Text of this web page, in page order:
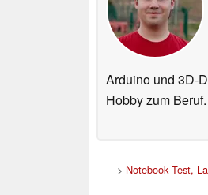
Arduino und 3D-
Hobby zum Beruf.
> Notebook Test,